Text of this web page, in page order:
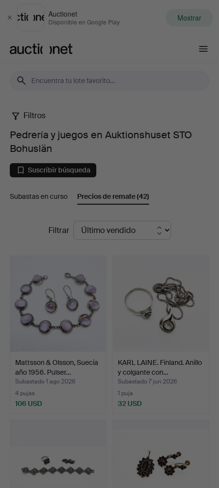
Cerrar
Auctionet
Disponible en Google Play Mostrar
Pedrería
juegos
en
Filtros
Pedrería y juegos en Auktionshuset STO
Bohuslän
Suscribir búsqueda
Subastas en curso Precios de remate(42)
Filtrar
Mattsson & Olsson, Suecia
año 1956. Pulser…
Subastado 1 ago 2026
4 pujas
106 USD
KARL LAINE. Finland. Anillo
y colgante con…
Subastado 7 jun 2026
1 puja
32 USD